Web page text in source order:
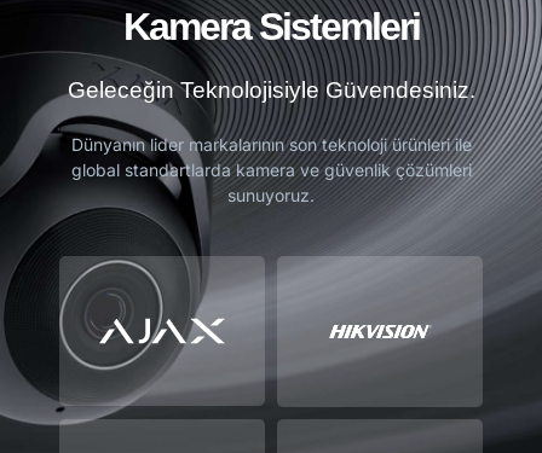
Kamera Sistemleri
Geleceğin Teknolojisiyle Güvendesiniz.
Dünyanın lider markalarının son teknoloji ürünleri ile
global standartlarda kamera ve güvenlik çözümleri
sunuyoruz.